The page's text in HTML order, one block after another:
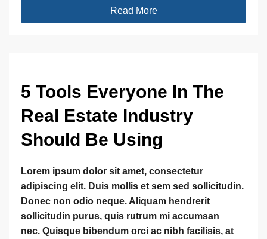
Read More
5 Tools Everyone In The
Real Estate Industry
Should Be Using
Lorem ipsum dolor sit amet, consectetur
adipiscing elit. Duis mollis et sem sed sollicitudin.
Donec non odio neque. Aliquam hendrerit
sollicitudin purus, quis rutrum mi accumsan
nec. Quisque bibendum orci ac nibh facilisis, at